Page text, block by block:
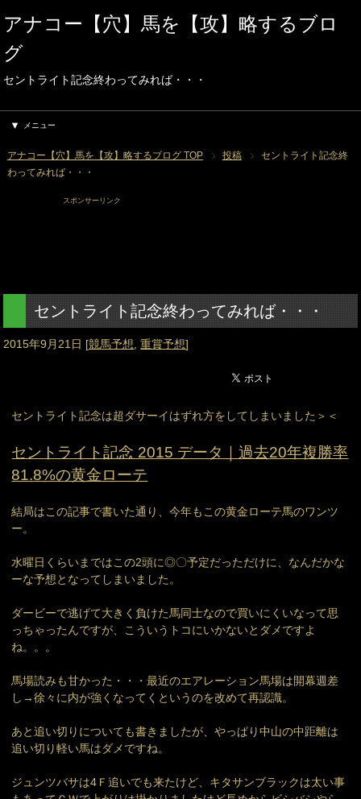
アナコー【穴】馬を【攻】略するブロ
グ
セントライト記念終わってみれば・・・
メニュー
アナコー【穴】馬を【攻】略するブログ TOP 投稿
セントライト記念終
わってみれば・・・
スポンサーリンク
セントライト記念終わってみれば・・・
2015年9月21日 [競馬予想 ,重賞予想]
セントライト記念は超ダサーイはずれ方をしてしまいました＞＜
セントライト記念 2015 データ｜過去20年複勝率
81.8%の黄金ローテ
結局はこの記事で書いた通り、今年もこの黄金ローテ馬のワンツ
ー。
水曜日くらいまではこの2頭に◎〇予定だっただけに、なんだかな
ーな予想となってしまいました。
ダービーで逃げて大きく負けた馬同士なので買いにくいなって思
っちゃったんですが、こういうトコにいかないとダメですよ
ね。。。
馬場読みも甘かった・・・最近のエアレーション馬場は開幕週差
し→徐々に内が強くなってくというのを改めて再認識。
あと追い切りについても書きましたが、やっぱり中山の中距離は
追い切り軽い馬はダメですね。
ジュンツバサは4Ｆ追いでも来たけど、キタサンブラックは太い事